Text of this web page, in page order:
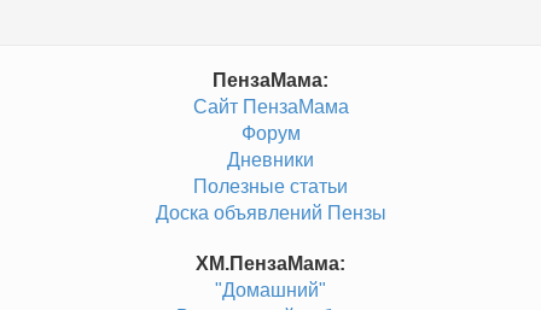
ПензаМама:
Сайт ПензаМама
Форум
Дневники
Полезные статьи
Доска объявлений Пензы
ХМ.ПензаМама:
"Домашний"